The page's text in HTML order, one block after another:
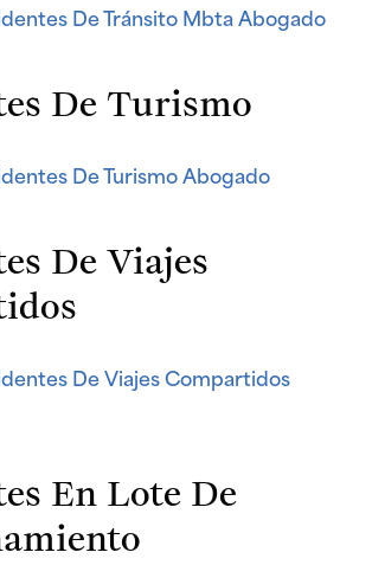
De Tránsito Mbta Abogado
De Turismo
De Turismo Abogado
De Viajes
De Viajes Compartidos
En Lote De